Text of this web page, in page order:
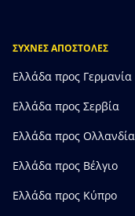
ΣΥΧΝΕΣ ΑΠΟΣΤΟΛΕΣ
Ελλάδα προς Γερμανία
Ελλάδα προς Σερβία
Ελλάδα προς Ολλανδία
Ελλάδα προς Bέλγιο
Ελλάδα προς Κύπρο